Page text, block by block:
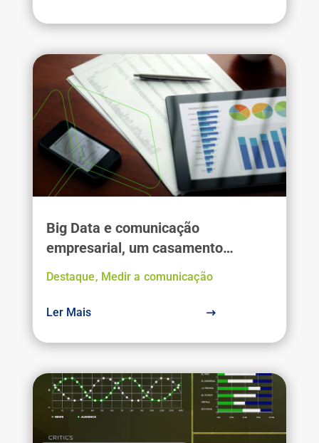
Big Data e comunicação
empresarial, um casamento
necessário
Destaque, Medir a comunicação
Ler Mais